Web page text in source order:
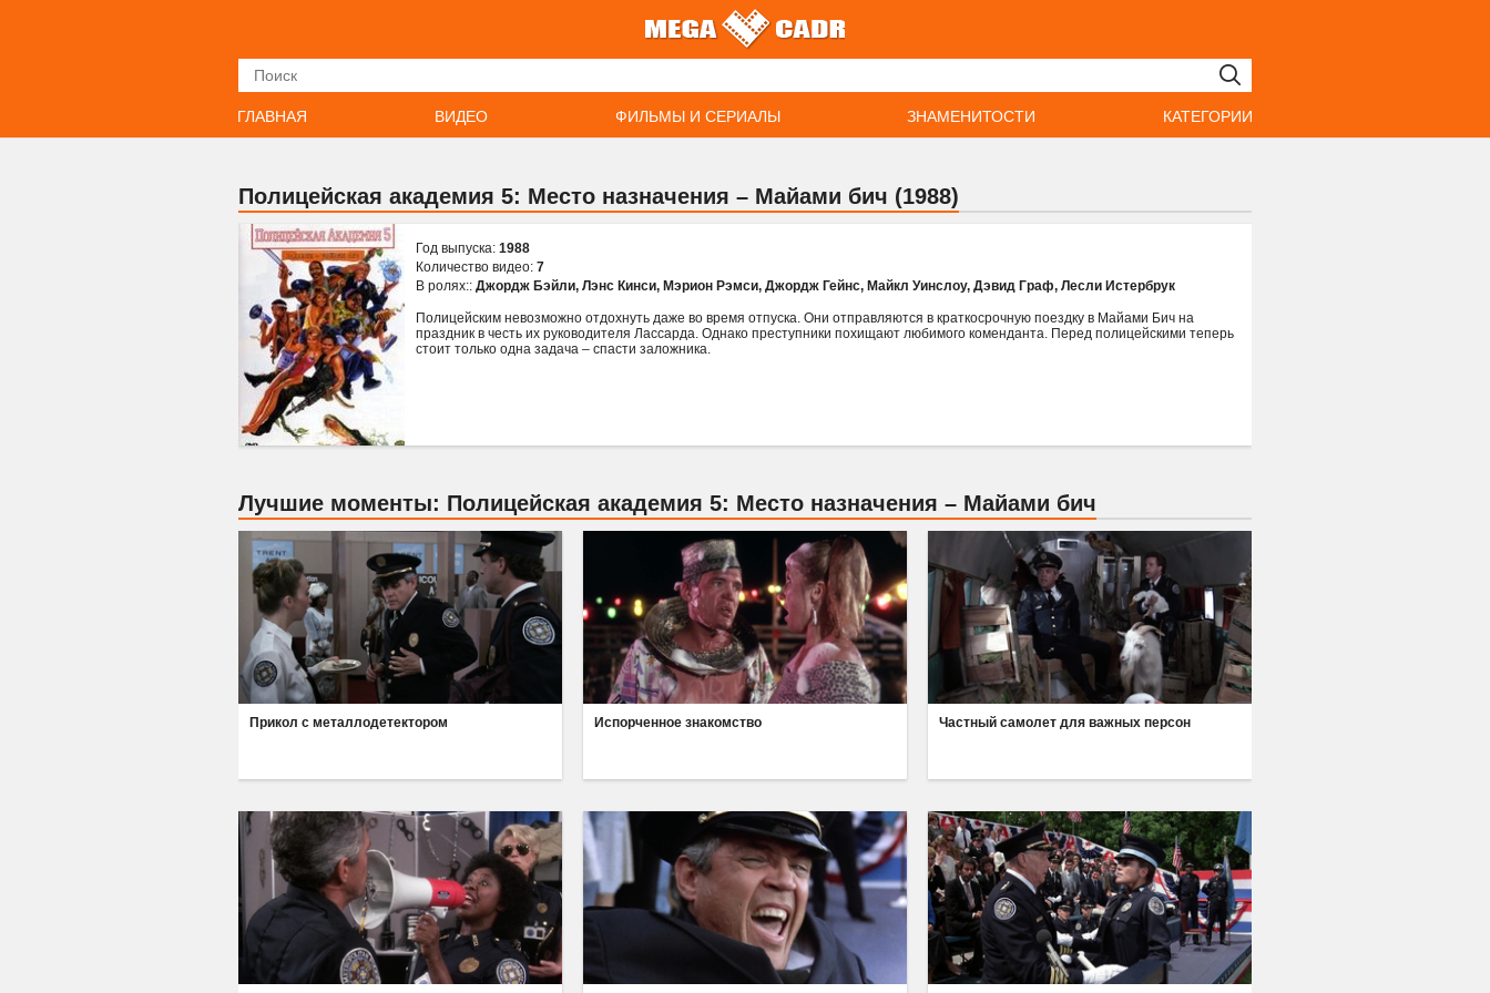
ГЛАВНАЯ ВИДЕО ФИЛЬМЫ И СЕРИАЛЫ ЗНАМЕНИТОСТИ КАТЕГОРИИ
Полицейская академия 5: Место назначения – Майами бич (1988)
Год выпуска: 1988
Количество видео: 7
В ролях:: Джордж Бэйли, Лэнс Кинси, Мэрион Рэмси, Джордж Гейнс, Майкл Уинслоу, Дэвид Граф, Лесли Истербрук
Полицейским невозможно отдохнуть даже во время отпуска. Они отправляются в краткосрочную поездку в Майами Бич на
праздник в честь их руководителя Лассарда. Однако преступники похищают любимого коменданта. Перед полицейскими теперь
стоит только одна задача – спасти заложника.
Лучшие моменты: Полицейская академия 5: Место назначения – Майами бич
Прикол с металлодетектором Испорченное знакомство Частный самолет для важных персон